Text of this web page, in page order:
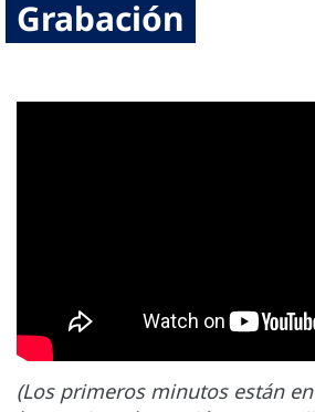
Grabación
(Los primeros minutos están